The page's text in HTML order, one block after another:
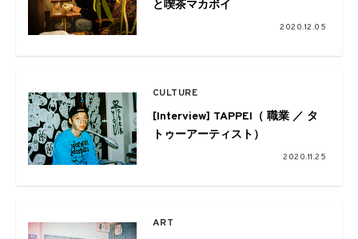
と喫茶マカボイ
2020.12.05
CULTURE
[Interview] TAPPEI（ 職業 ／ タ
トゥーアーティスト）
2020.11.25
ART